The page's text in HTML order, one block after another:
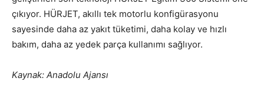
çıkıyor. HÜRJET, akıllı tek motorlu konfigürasyonu
sayesinde daha az yakıt tüketimi, daha kolay ve hızlı
bakım, daha az yedek parça kullanımı sağlıyor.
Kaynak: Anadolu Ajansı